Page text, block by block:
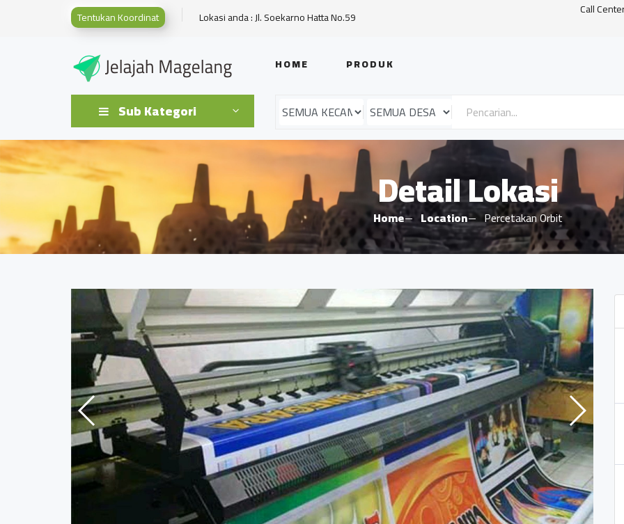
Tentukan Koordinat Lokasi anda : Jl. Soekarno Hatta No.59 Call
HOME PRODUK
Sub Kategori
Detail Lokasi
Home Location Percetakan Orbit